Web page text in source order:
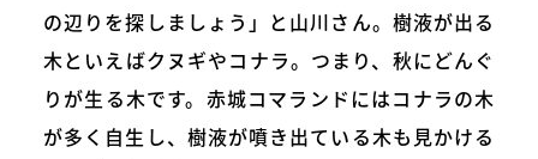
の辺りを探しましょう」と山川さん。樹液が出る
木といえばクヌギやコナラ。つまり、秋にどんぐ
りが生る木です。赤城コマランドにはコナラの木
が多く自生し、樹液が噴き出ている木も見かける